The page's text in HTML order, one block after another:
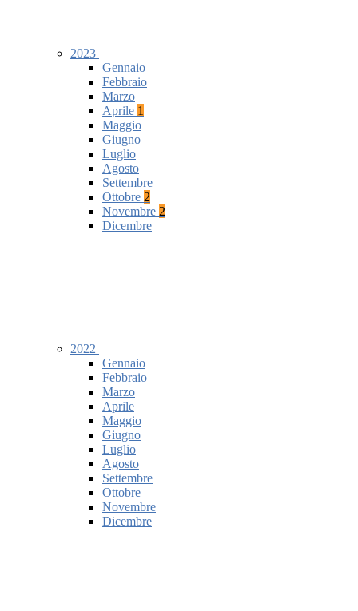
2023
Gennaio
Febbraio
Marzo
Aprile 1
Maggio
Giugno
Luglio
Agosto
Settembre
Ottobre 2
Novembre 2
Dicembre
2022
Gennaio
Febbraio
Marzo
Aprile
Maggio
Giugno
Luglio
Agosto
Settembre
Ottobre
Novembre
Dicembre